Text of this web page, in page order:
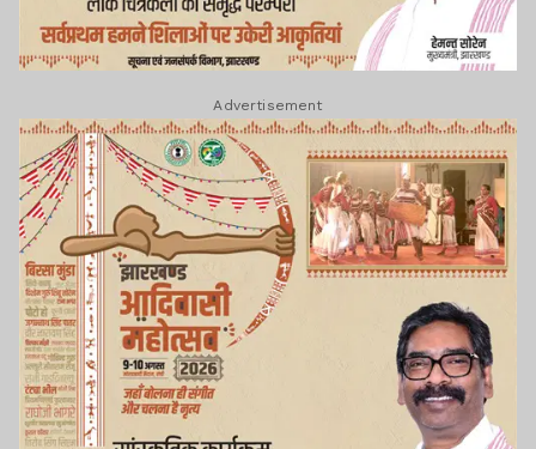
Advertisement